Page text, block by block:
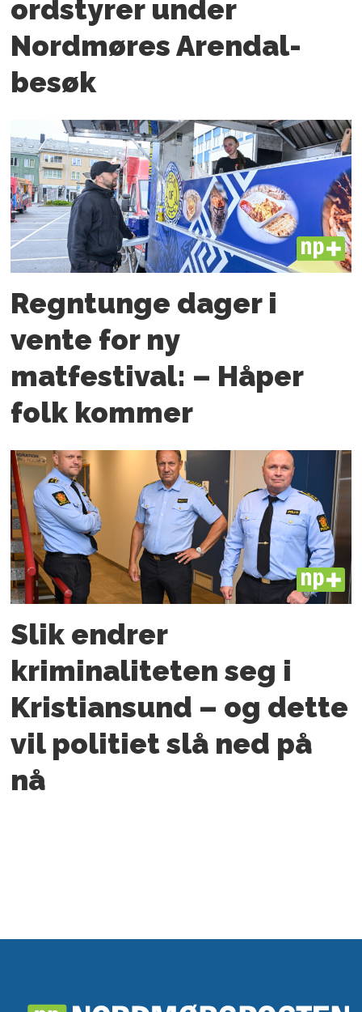
ordstyrer under
Nordmøres Arendal-
besøk
PLUS
Regntunge dager i
vente for ny
matfestival: – Håper
folk kommer
PLUS
Slik endrer
kriminaliteten seg i
Kristiansund – og dette
vil politiet slå ned på
nå